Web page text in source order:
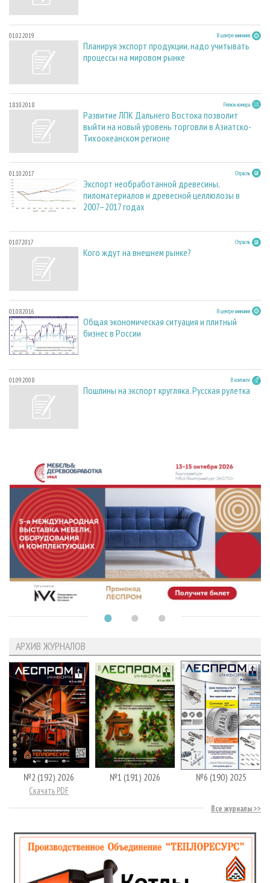
01.02.2019 В центре внимания
Планируя экспорт продукции, надо учитывать
процессы на мировом рынке
18.10.2018 Регион номера
Развитие ЛПК Дальнего Востока позволит
выйти на новый уровень торговли в Азиатско-
Тихоокеанском регионе
01.10.2017 Отрасль
Экспорт необработанной древесины,
пиломатериалов и древесной целлюлозы в
2007–2017 годах
01.07.2017 Отрасль
Кого ждут на внешнем рынке?
01.08.2016 В центре внимания
Общая экономическая ситуация и плитный
бизнес в России
01.09.2008 В контакте
Пошлины на экспорт кругляка. Русская рулетка
АРХИВ ЖУРНАЛОВ
№2 (192) 2026
Скачать PDF
№1 (191) 2026 №6 (190) 2025
Все журналы